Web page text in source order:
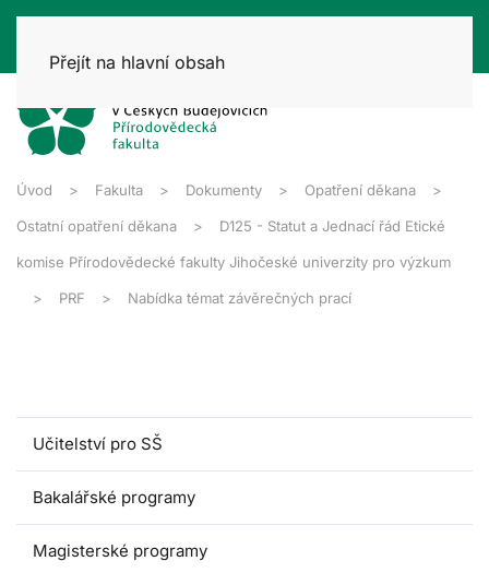
Přejít na hlavní obsah
Úvod Fakulta Dokumenty Opatření děkana
Ostatní opatření děkana D125 - Statut a Jednací řád Etické
komise Přírodovědecké fakulty Jihočeské univerzity pro výzkum
PRF Nabídka témat závěrečných prací
Učitelství pro SŠ
Bakalářské programy
Magisterské programy